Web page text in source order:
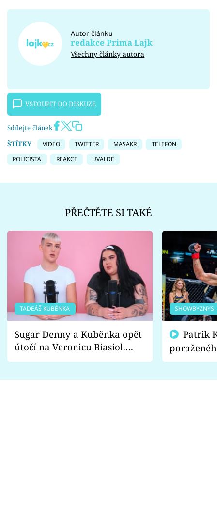
Autor článku
redakce Prima Lajk
Všechny články autora
VSTOUPIT DO DISKUZE
Sdílejte článek
ŠTÍTKY
VIDEO TWITTER MASAKR
TELEFON
POLICISTA
REAKCE UVALDE
PŘEČTĚTE SI TAKÉ
TADEÁŠ KUBĚNKA
Sugar Denny a Kuběnka opět
útočí na Veronicu Biasiol.
Proč je podle nich falešná a
SHOWBYZNYS
fanoušci